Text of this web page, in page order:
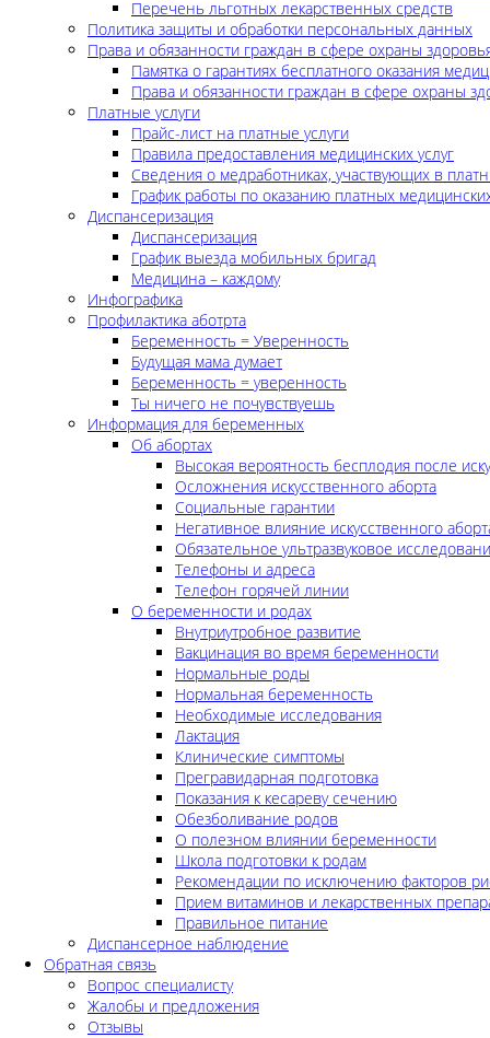
Перечень льготных лекарственных средств
Политика защиты и обработки персональных данных
Права и обязанности граждан в сфере охраны
Памятка о гарантиях бесплатного оказания
Права и обязанности граждан в сфере охраны
Платные услуги
Прайс-лист на платные услуги
Правила предоставления медицинских услуг
Сведения о медработниках, участвующих в
График работы по оказанию платных
Диспансеризация
Диспансеризация
График выезда мобильных бригад
Медицина – каждому
Инфографика
Профилактика аботрта
Беременность = Уверенность
Будущая мама думает
Беременность = уверенность
Ты ничего не почувствуешь
Информация для беременных
Об абортах
Высокая вероятность бесплодия после
Осложнения искусственного аборта
Социальные гарантии
Негативное влияние искусственного
Обязательное ультразвуковое
Телефоны и адреса
Телефон горячей линии
О беременности и родах
Внутриутробное развитие
Вакцинация во время беременности
Нормальные роды
Нормальная беременность
Необходимые исследования
Лактация
Клинические симптомы
Прегравидарная подготовка
Показания к кесареву сечению
Обезболивание родов
О полезном влиянии беременности
Школа подготовки к родам
Рекомендации по исключению факторов
Прием витаминов и лекарственных
Правильное питание
Диспансерное наблюдение
Обратная связь
Вопрос специалисту
Жалобы и предложения
Отзывы